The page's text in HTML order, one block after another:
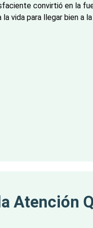
convirtió en la
la vida para llegar bien a
Atención